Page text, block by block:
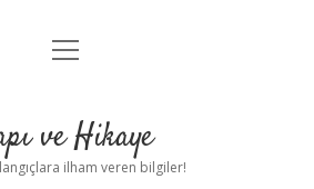
Anasayfa
Yasal Uyarı
menüyü
ve Hikaye
ilham veren bilgiler!